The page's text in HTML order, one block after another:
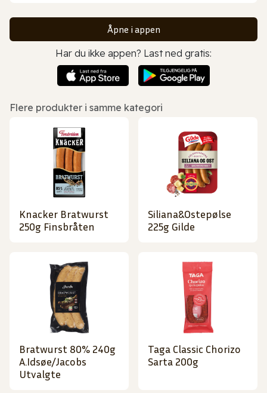
Åpne i appen
Har du ikke appen? Last ned gratis:
Flere produkter i samme kategori
Knacker Bratwurst
250g Finsbråten
Siliana&Ostepølse
225g Gilde
Bratwurst 80% 240g
A.Idsøe/Jacobs
Utvalgte
Taga Classic Chorizo
Sarta 200g